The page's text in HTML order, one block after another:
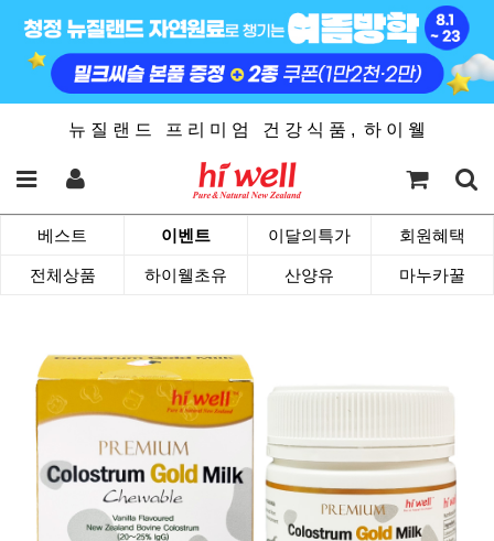
뉴 질 랜 드 프 리 미 엄 건 강 식 품 , 하 이 웰
베스트 이벤트 이달의특가 회원혜택
전체상품 하이웰초유 산양유 마누카꿀